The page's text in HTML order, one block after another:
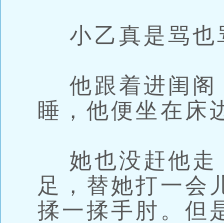
小乙真是骂也
他跟着进闺阁
睡，他便坐在床
她也没赶他走
足，替她打一会
揉一揉手肘。但